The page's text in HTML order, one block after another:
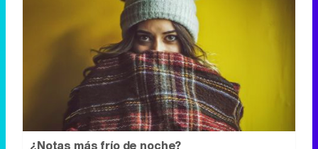
¿Notas más frío de noche?
La ciencia explica por qué sentimos más
frío al final del día